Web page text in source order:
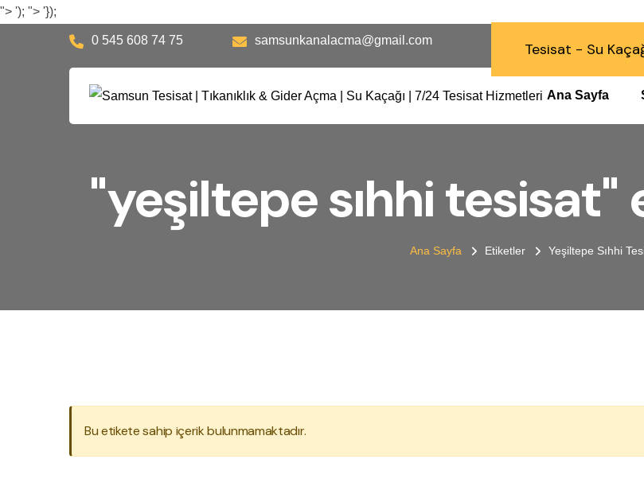
"> '); "> '});
0 545 608 74 75 samsunkanalacma@gmail.com Tesisat - Su
Ana Sayfa
"yeşiltepe sıhhi
Ana Sayfa Etiketler Yeşiltepe Sıhhi
Bu etikete sahip içerik bulunmamaktadır.